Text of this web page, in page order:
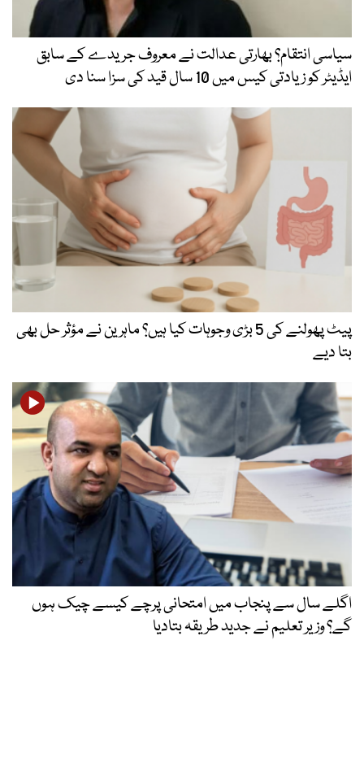
سیاسی انتقام؟ بھارتی عدالت نے معروف جریدے کے سابق
ایڈیٹر کو زیادتی کیس میں 10 سال قید کی سزا سنا دی
پیٹ پھولنے کی 5 بڑی وجوہات کیا ہیں؟ ماہرین نے مؤثر حل بھی
بتا دیے
اگلے سال سے پنجاب میں امتحانی پرچے کیسے چیک ہوں
گے؟ وزیر تعلیم نے جدید طریقہ بتادیا